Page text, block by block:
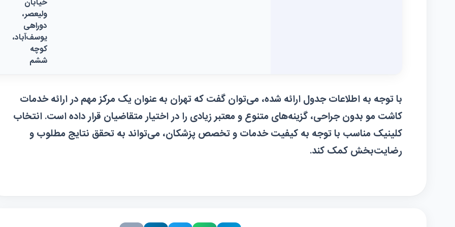
خیابان
ولیعصر،
دوراهی
یوسف‌آباد،
کوچه
ششم
با توجه به اطلاعات جدول ارائه شده، می‌توان گفت که تهران به عنوان یک مرکز مهم در ارائه خدمات
کاشت مو بدون جراحی، گزینه‌های متنوع و معتبر زیادی را در اختیار متقاضیان قرار داده است. انتخاب
کلینیک مناسب با توجه به کیفیت خدمات و تخصص پزشکان، می‌تواند به تحقق نتایج مطلوب و
رضایت‌بخش کمک کند.